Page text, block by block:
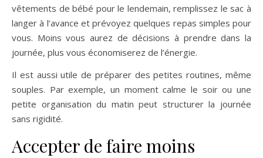
vêtements de bébé pour le lendemain, remplissez le sac à
langer à l’avance et prévoyez quelques repas simples pour
vous. Moins vous aurez de décisions à prendre dans la
journée, plus vous économiserez de l’énergie.
Il est aussi utile de préparer des petites routines, même
souples. Par exemple, un moment calme le soir ou une
petite organisation du matin peut structurer la journée
sans rigidité.
Accepter de faire moins